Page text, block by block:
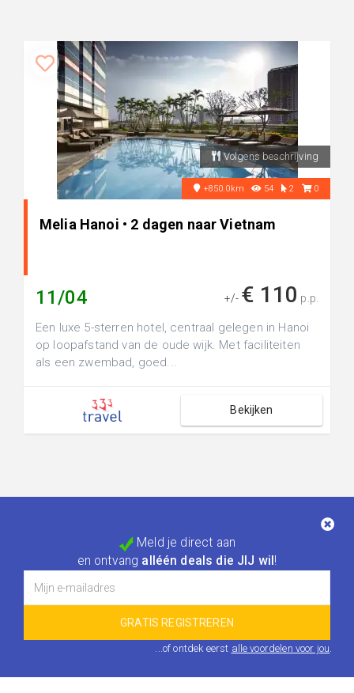
Volgens beschrijving
+850.0km 54 2 0
Melia Hanoi • 2 dagen naar Vietnam
11/04 +/- € 110 p.p.
Een luxe 5-sterren hotel, centraal gelegen in Hanoi
op loopafstand van de oude wijk. Met faciliteiten
als een zwembad, goed...
Bekijken
Meld je direct aan
en ontvang alléén deals die JIJ wil !
...of ontdek eerst alle voordelen voor jou.